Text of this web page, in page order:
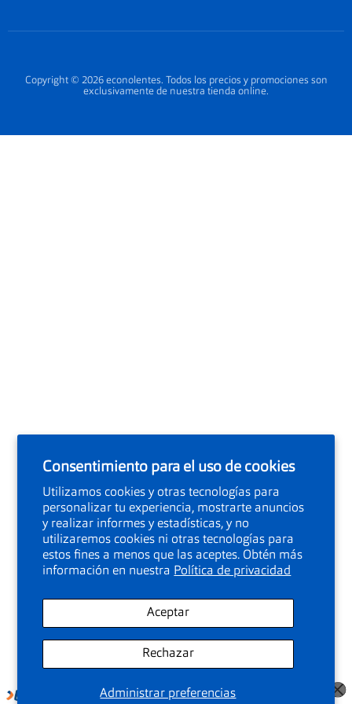
Consentimiento para el uso de cookies
Utilizamos cookies y otras tecnologías para
personalizar tu experiencia, mostrarte anuncios
y realizar informes y estadísticas, y no
utilizaremos cookies ni otras tecnologías para
estos fines a menos que las aceptes. Obtén más
información en nuestra Política de privacidad
Administrar preferencias
Aceptar
Rechazar
Copyright © 2026 econolentes. Todos los precios y promociones son
exclusivamente de nuestra tienda online.